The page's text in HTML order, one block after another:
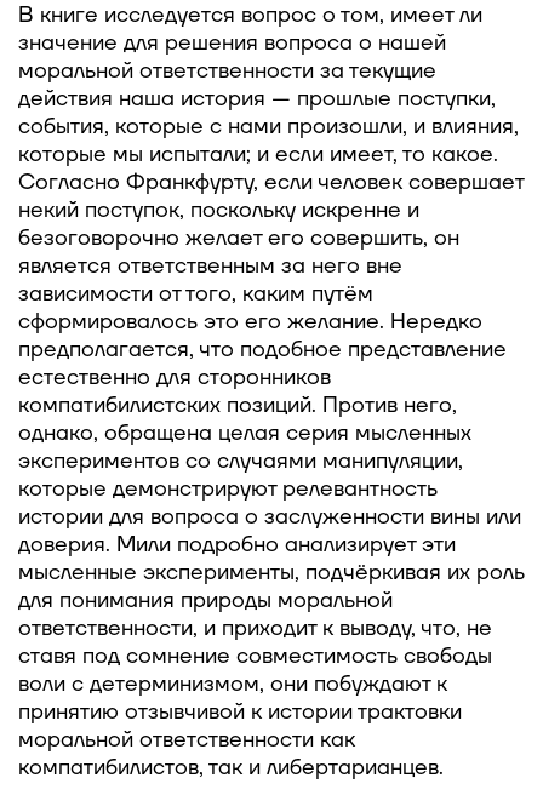
В книге исследуется вопрос о том, имеет ли
значение для решения вопроса о нашей
моральной ответственности за текущие
действия наша история — прошлые поступки,
события, которые с нами произошли, и влияния,
которые мы испытали; и если имеет, то какое.
Согласно Франкфурту, если человек совершает
некий поступок, поскольку искренне и
безоговорочно желает его совершить, он
является ответственным за него вне
зависимости от того, каким путём
сформировалось это его желание. Нередко
предполагается, что подобное представление
естественно для сторонников
компатибилистских позиций. Против него,
однако, обращена целая серия мысленных
экспериментов со случаями манипуляции,
которые демонстрируют релевантность
истории для вопроса о заслуженности вины или
доверия. Мили подробно анализирует эти
мысленные эксперименты, подчёркивая их роль
для понимания природы моральной
ответственности, и приходит к выводу, что, не
ставя под сомнение совместимость свободы
воли с детерминизмом, они побуждают к
принятию отзывчивой к истории трактовки
моральной ответственности как
компатибилистов, так и либертарианцев.